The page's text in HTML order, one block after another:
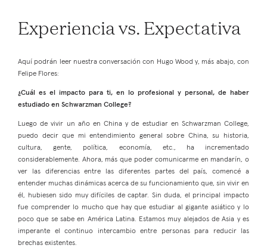
Experiencia vs. Expectativa
Aquí podrán leer nuestra conversación con Hugo Wood y, más abajo, con
Felipe Flores:
¿Cuál es el impacto para ti, en lo profesional y personal, de haber
estudiado en Schwarzman College?
Luego de vivir un año en China y de estudiar en Schwarzman College,
puedo decir que mi entendimiento general sobre China, su historia,
cultura, gente, política, economía, etc., ha incrementado
considerablemente. Ahora, más que poder comunicarme en mandarín, o
ver las diferencias entre las diferentes partes del país, comencé a
entender muchas dinámicas acerca de su funcionamiento que, sin vivir en
él, hubiesen sido muy difíciles de captar. Sin duda, el principal impacto
fue comprender lo mucho que hay que estudiar al gigante asiático y lo
poco que se sabe en América Latina. Estamos muy alejados de Asia y es
imperante el continuo intercambio entre personas para reducir las
brechas existentes.